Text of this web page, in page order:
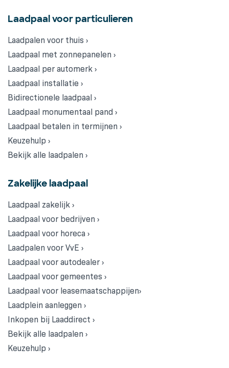
Laadpaal voor particulieren
Laadpalen voor thuis ›
Laadpaal met zonnepanelen ›
Laadpaal per automerk ›
Laadpaal installatie ›
Bidirectionele laadpaal ›
Laadpaal monumentaal pand ›
Laadpaal betalen in termijnen ›
Keuzehulp ›
Bekijk alle laadpalen ›
Zakelijke laadpaal
Laadpaal zakelijk ›
Laadpaal voor bedrijven ›
Laadpaal voor horeca ›
Laadpalen voor VvE ›
Laadpaal voor autodealer ›
Laadpaal voor gemeentes ›
Laadpaal voor leasemaatschappijen›
Laadplein aanleggen ›
Inkopen bij Laaddirect ›
Bekijk alle laadpalen ›
Keuzehulp ›